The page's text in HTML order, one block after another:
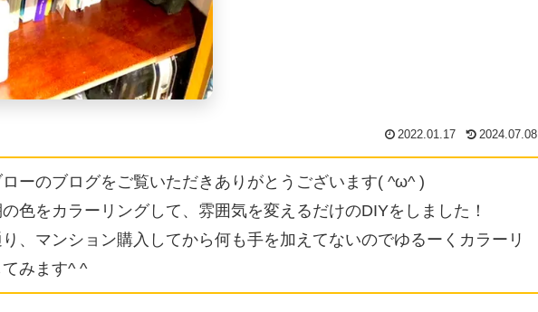
2022.01.17 2024.07.08
ローのブログをご覧いただきありがとうございます( ^ω^ )
色をカラーリングして、雰囲気を変えるだけのDIYをしました！
り、マンション購入してから何も手を加えてないのでゆるーくカラーリ
みます^ ^